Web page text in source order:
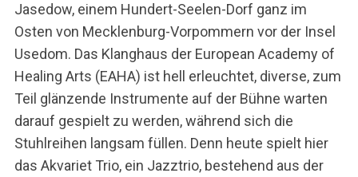
Jasedow, einem Hundert-Seelen-Dorf ganz im
Osten von Mecklenburg-Vorpommern vor der Insel
Usedom. Das Klanghaus der European Academy of
Healing Arts (EAHA) ist hell erleuchtet, diverse, zum
Teil glänzende Instrumente auf der Bühne warten
darauf gespielt zu werden, während sich die
Stuhlreihen langsam füllen. Denn heute spielt hier
das Akvariet Trio, ein Jazztrio, bestehend aus der